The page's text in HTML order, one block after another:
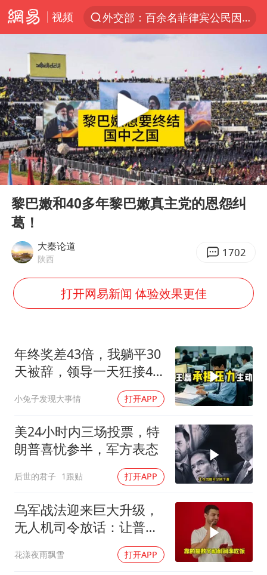
视频
7月份居民消费价格指数保持温和上涨
台湾不是国家不存在“国格”
百花奖完整获奖名单公布
独闯南太行失联14天的女子已找到
哥伦比亚强震已致超20人死亡
哥伦比亚发生7.5级地震
伊朗最高领袖将任命数名高级指挥官
上海将苏州河水强排至黄浦江
易烊千玺金鸡百花双料影帝
“老戏骨”秦焰去世
公安部通报：抓获犯罪嫌疑人8200余名
外交部：藏南地区是中国领土
真理之光，何以能照亮复兴之路？
Play
00:00 02:56
黎巴嫩和40多年黎巴嫩真主党的恩怨纠
葛！
大秦论道
陕西 1702
打开网易新闻 体验效果更佳
年终奖差43倍，我躺平30
天被辞，领导一天狂接47
小兔子发现大事情 打开APP
美24小时内三场投票，特
朗普喜忧参半，军方表态
后世的君子 1跟贴 打开APP
乌军战法迎来巨大升级，
无人机司令放话：让普京
花漾夜雨飘雪 打开APP